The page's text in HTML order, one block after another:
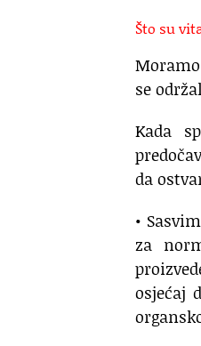
Što su
se
Kada
da
•
za
osjećaj